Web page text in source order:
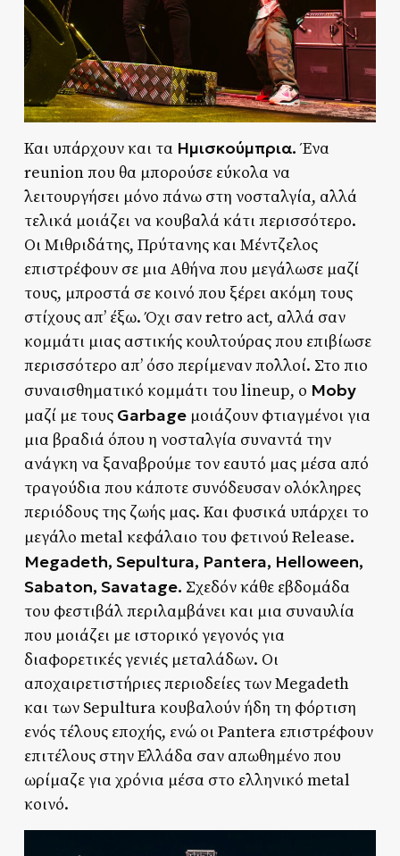
Και υπάρχουν και τα Ημισκούμπρια.Ένα
reunion που θα μπορούσε εύκολα να
λειτουργήσει μόνο πάνω στη νοσταλγία, αλλά
τελικά μοιάζει να κουβαλά κάτι περισσότερο.
Οι Μιθριδάτης, Πρύτανης και Μέντζελος
επιστρέφουν σε μια Αθήνα που μεγάλωσε μαζί
τους, μπροστά σε κοινό που ξέρει ακόμη τους
στίχους απ’ έξω. Όχι σαν retro act, αλλά σαν
κομμάτι μιας αστικής κουλτούρας που επιβίωσε
περισσότερο απ’ όσο περίμεναν πολλοί. Στο πιο
συναισθηματικό κομμάτι του lineup, ο Moby
μαζί με τους Garbageμοιάζουν φτιαγμένοι για
μια βραδιά όπου η νοσταλγία συναντά την
ανάγκη να ξαναβρούμε τον εαυτό μας μέσα από
τραγούδια που κάποτε συνόδευσαν ολόκληρες
περιόδους της ζωής μας. Και φυσικά υπάρχει το
μεγάλο metal κεφάλαιο του φετινού Release.
Megadeth, Sepultura, Pantera, Helloween,
Sabaton, Savatage. Σχεδόν κάθε εβδομάδα
του φεστιβάλ περιλαμβάνει και μια συναυλία
που μοιάζει με ιστορικό γεγονός για
διαφορετικές γενιές μεταλάδων. Οι
αποχαιρετιστήριες περιοδείες των Megadeth
και των Sepultura κουβαλούν ήδη τη φόρτιση
ενός τέλους εποχής, ενώ οι Pantera επιστρέφουν
επιτέλους στην Ελλάδα σαν απωθημένο που
ωρίμαζε για χρόνια μέσα στο ελληνικό metal
κοινό.